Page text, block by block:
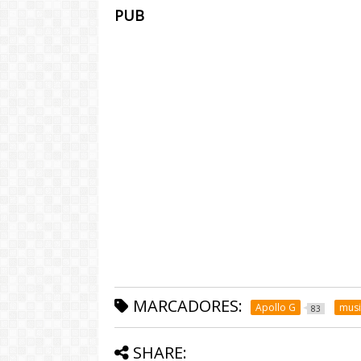
PUB
MARCADORES: Apollo G 83
SHARE: